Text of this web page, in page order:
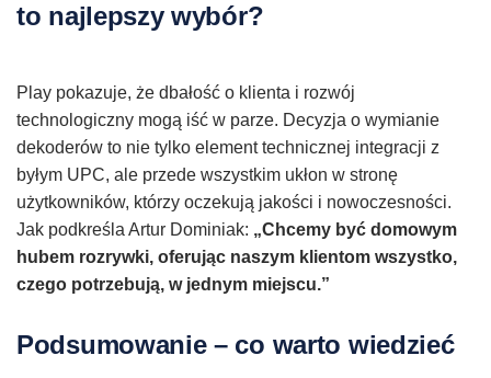
to najlepszy wybór?
Play pokazuje, że dbałość o klienta i rozwój
technologiczny mogą iść w parze. Decyzja o wymianie
dekoderów to nie tylko element technicznej integracji z
byłym UPC, ale przede wszystkim ukłon w stronę
użytkowników, którzy oczekują jakości i nowoczesności.
Jak podkreśla Artur Dominiak: „Chcemy być domowym
hubem rozrywki, oferując naszym klientom wszystko,
czego potrzebują, w jednym miejscu.”
Podsumowanie – co warto wiedzieć